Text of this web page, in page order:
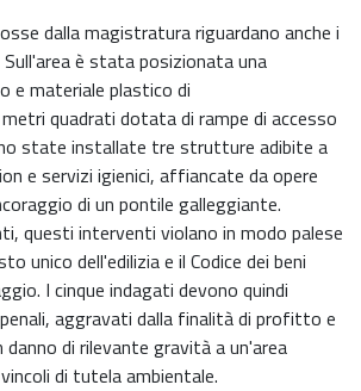
dalla magistratura riguardano anche i
è stata posizionata una
e materiale plastico di
quadrati dotata di rampe di accesso
state installate tre strutture adibite a
e servizi igienici, affiancate da opere
di un pontile galleggiante.
questi interventi violano in modo palese
unico dell'edilizia e il Codice dei beni
I cinque indagati devono quindi
aggravati dalla finalità di profitto e
di rilevante gravità a un'area
di tutela ambientale.